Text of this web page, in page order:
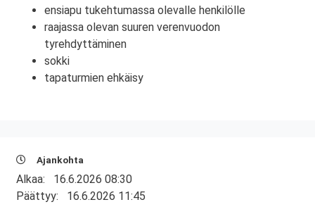
ensiapu tukehtumassa olevalle henkilölle
raajassa olevan suuren verenvuodon
tyrehdyttäminen
sokki
tapaturmien ehkäisy
Ajankohta
Alkaa: 16.6.2026 08:30
Päättyy: 16.6.2026 11:45